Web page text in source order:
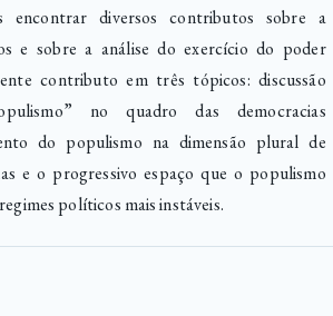
encontrar diversos contributos sobre a
e sobre a análise do exercício do poder
contributo em três tópicos: discussão
no quadro das democracias
do populismo na dimensão plural de
e o progressivo espaço que o populismo
políticos mais instáveis.